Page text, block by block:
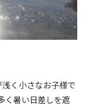
く小さなお子様で
く暑い日差しを遮